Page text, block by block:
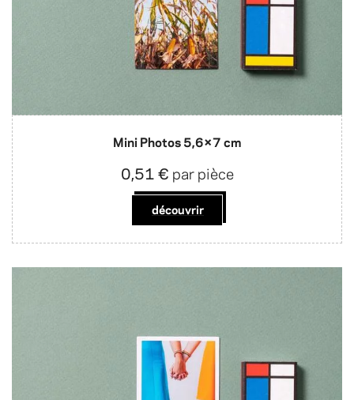
Mini Photos 5,6×7 cm
0,51 € par pièce
découvrir